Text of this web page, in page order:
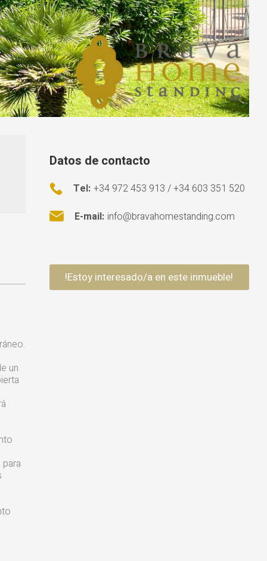
un
Datos de contacto
Tel: +34 972 453 913 / +34 603 351 520
E-mail: info@bravahomestanding.com
!Estoy interesado/a en este inmueble!